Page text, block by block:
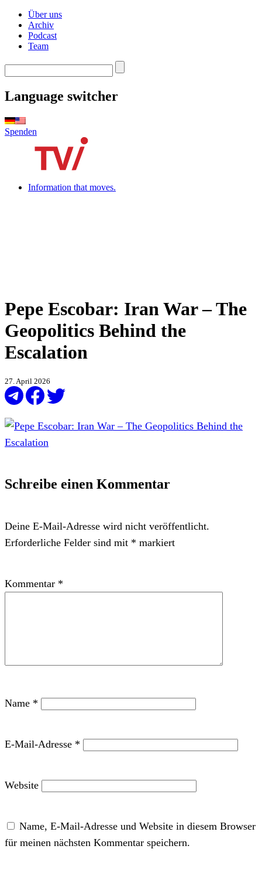
Über uns
Archiv
Podcast
Team
Language switcher
Spenden
Information that moves.
Pepe Escobar: Iran War – The
Geopolitics Behind the
Escalation
27. April 2026
Schreibe einen Kommentar
Deine E-Mail-Adresse wird nicht veröffentlicht.
Erforderliche Felder sind mit * markiert
Kommentar *
Name *
E-Mail-Adresse *
Website
Name, E-Mail-Adresse und Website in diesem Browser
für meinen nächsten Kommentar speichern.